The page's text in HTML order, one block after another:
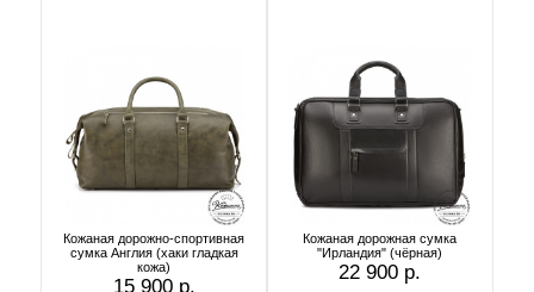
Кожаная дорожно-спортивная
сумка Англия (хаки гладкая
кожа)
15 900 р.
Кожаная дорожная сумка
"Ирландия" (чёрная)
22 900 р.